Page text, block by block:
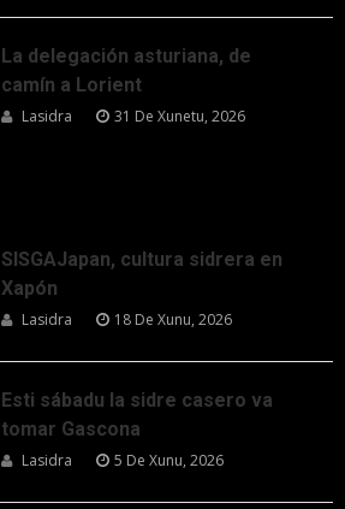
La delegación asturiana, de
camín a Lorient
Lasidra 31 De Xunetu, 2026
SISGAJapan, cultura sidrera en
Xapón
Lasidra 18 De Xunu, 2026
Esti sábadu la sidre casero va
tomar Gascona
Lasidra 5 De Xunu, 2026